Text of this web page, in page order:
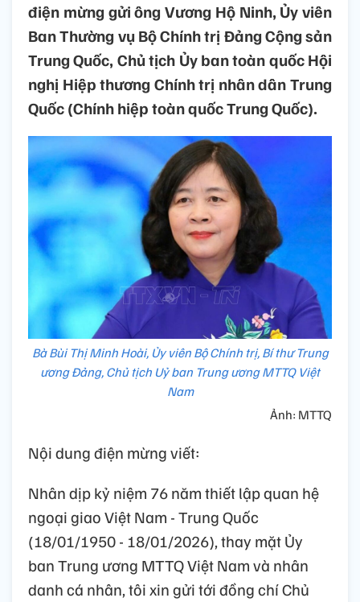
điện mừng gửi ông Vương Hộ Ninh, Ủy viên
Ban Thường vụ Bộ Chính trị Đảng Cộng sản
Trung Quốc, Chủ tịch Ủy ban toàn quốc Hội
nghị Hiệp thương Chính trị nhân dân Trung
Quốc (Chính hiệp toàn quốc Trung Quốc).
Bà Bùi Thị Minh Hoài, Ủy viên Bộ Chính trị, Bí thư Trung
ương Đảng, Chủ tịch Uỷ ban Trung ương MTTQ Việt
Nam
Ảnh: MTTQ
Nội dung điện mừng viết:
Nhân dịp kỷ niệm 76 năm thiết lập quan hệ
ngoại giao Việt Nam - Trung Quốc
(18/01/1950 - 18/01/2026), thay mặt Ủy
ban Trung ương MTTQ Việt Nam và nhân
danh cá nhân, tôi xin gửi tới đồng chí Chủ